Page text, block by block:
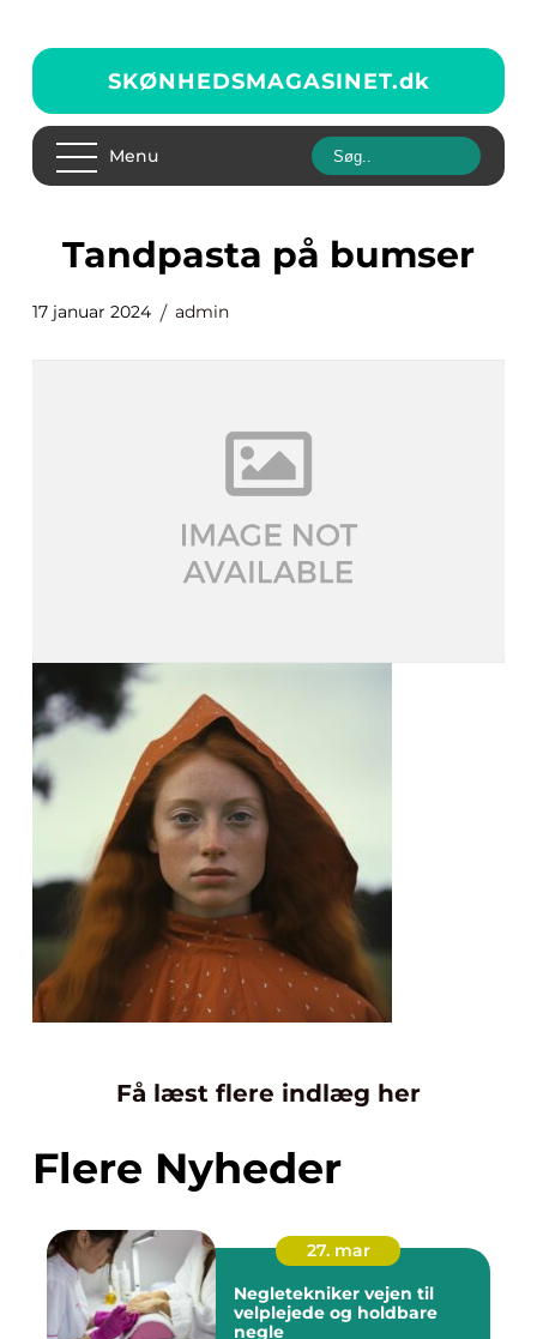
SKØNHEDSMAGASINET.dk
Menu
tandpasta på bumser
17 januar 2024 admin
Få læst flere indlæg her
Flere Nyheder
27. mar
Negletekniker vejen til
velplejede og holdbare
negle